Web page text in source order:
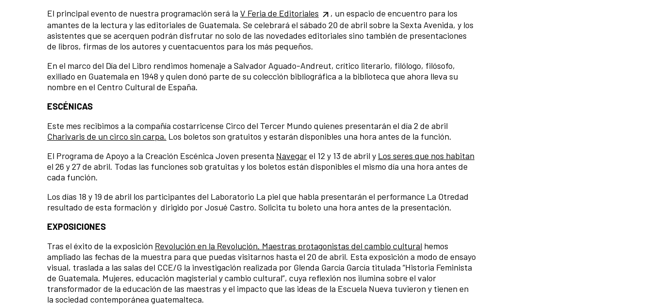
El principal evento de nuestra programación será la V Feria de Editoriales
, un espacio de encuentro para los
amantes de la lectura y las editoriales de Guatemala. Se celebrará el sábado 20 de abril sobre la Sexta Avenida, y los
asistentes que se acerquen podrán disfrutar no solo de las novedades editoriales sino también de presentaciones
de libros, firmas de los autores y cuentacuentos para los más pequeños.
En el marco del Día del Libro rendimos homenaje a Salvador Aguado-Andreut, crítico literario, filólogo, filósofo,
exiliado en Guatemala en 1948 y quien donó parte de su colección bibliográfica a la biblioteca que ahora lleva su
nombre en el Centro Cultural de España.
ESCÉNICAS
Este mes recibimos a la compañía costarricense Circo del Tercer Mundo quienes presentarán el día 2 de abril
Charivaris de un circo sin carpa. Los boletos son gratuitos y estarán disponibles una hora antes de la función.
El Programa de Apoyo a la Creación Escénica Joven presenta Navegarel 12 y 13 de abril y Los seres que nos habitan
el 26 y 27 de abril. Todas las funciones sob gratuitas y los boletos están disponibles el mismo día una hora antes de
cada función.
Los días 18 y 19 de abril los participantes del Laboratorio La piel que habla presentarán el performance La Otredad
resultado de esta formación y dirigido por Josué Castro. Solicita tu boleto una hora antes de la presentación.
EXPOSICIONES
Tras el éxito de la exposición Revolución en la Revolución. Maestras protagonistas del cambio cultural hemos
ampliado las fechas de la muestra para que puedas visitarnos hasta el 20 de abril. Esta exposición a modo de ensayo
visual, traslada a las salas del CCE/G la investigación realizada por Glenda García García titulada “Historia Feminista
de Guatemala. Mujeres, educación magisterial y cambio cultural”, cuya reflexión nos ilumina sobre el valor
transformador de la educación de las maestras y el impacto que las ideas de la Escuela Nueva tuvieron y tienen en
la sociedad contemporánea guatemalteca.